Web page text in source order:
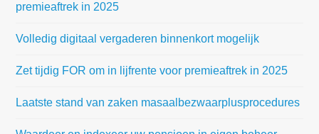
premieaftrek in 2025
Volledig digitaal vergaderen binnenkort mogelijk
Zet tijdig FOR om in lijfrente voor premieaftrek in 2025
Laatste stand van zaken masaalbezwaarplusprocedures